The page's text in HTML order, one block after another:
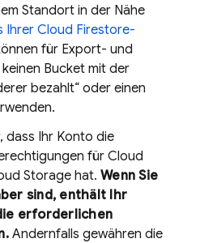
Standort in der Nähe
Ihrer Cloud Firestore-
für Export- und
Bucket mit der
bezahlt“ oder einen
dass Ihr Konto die
für Cloud
Storage hat. Wenn Sie
sind, enthält Ihr
erforderlichen
Andernfalls gewähren die